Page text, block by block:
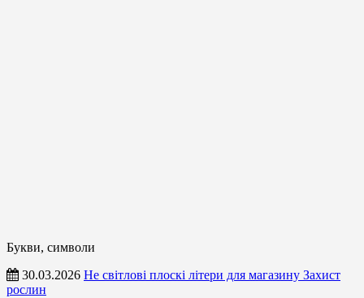
Букви, символи
30.03.2026 Не світлові плоскі літери для магазину Захист
рослин